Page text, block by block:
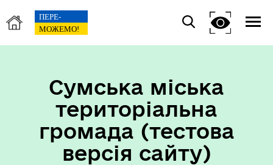
Сумська міська
територіальна
громада (тестова
версія сайту)